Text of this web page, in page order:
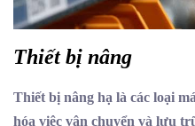
Thiết bị nâng
Thiết bị nâng hạ là các loại
hóa việc vận chuyển và lưu